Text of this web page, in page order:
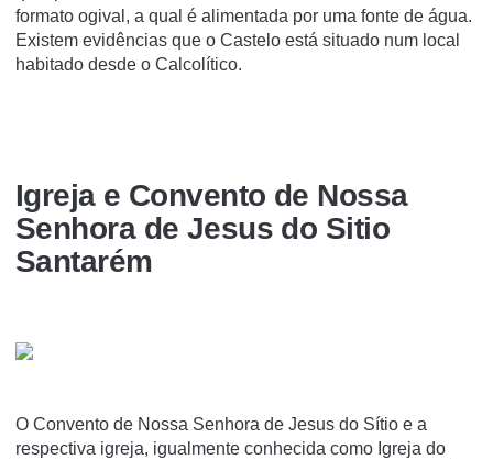
formato ogival, a qual é alimentada por uma fonte de água.
Existem evidências que o Castelo está situado num local
habitado desde o Calcolítico.
Igreja e Convento de Nossa
Senhora de Jesus do Si­tio
Santarém
O Convento de Nossa Senhora de Jesus do Sí­tio e a
respectiva igreja, igualmente conhecida como Igreja do